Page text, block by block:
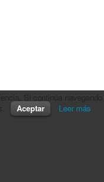
Aceptar Leer más